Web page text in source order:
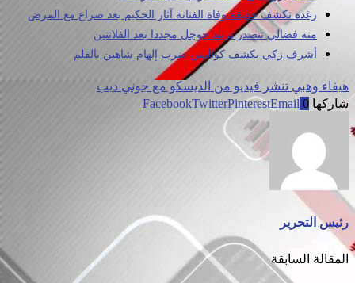
رغده تكشف حقيقة وفاة الفنانة آثار الحكيم بعد صراع مع المرض
منه فضالي تتصدر تريند جوجل مجددا بعد الفلانتين
أشرف زكي يكشف كواليس ضرب إلهام شاهين بالقلم
هيفاء وهبي تنشر فيديو من الديسكو مع جوني ديب
شاركها 0
FacebookTwitterPinterestEmail
رئيس التحرير
المقالة السابقة